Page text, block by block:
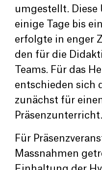
umgestellt.
einige Tage bis
erfolgte in enger
den für die
Teams. Für das
entschieden sich
zunächst für
Präsenzunterricht.
Für
Massnahmen